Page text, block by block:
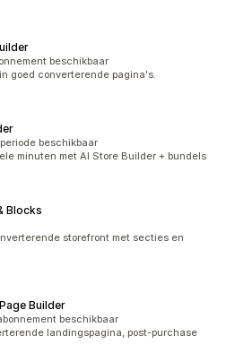
beschikbaar
goed converterende pagina's.
beschikbaar
minuten met AI Store Builder + bundels
Blocks
storefront met secties en
Builder
beschikbaar
landingspagina, post-purchase